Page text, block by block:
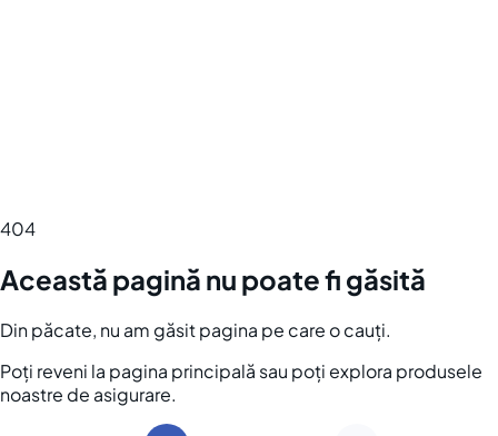
404
Această pagină nu poate fi găsită
Din păcate, nu am găsit pagina pe care o cauți.
Poți reveni la pagina principală sau poți explora produsele
noastre de asigurare.